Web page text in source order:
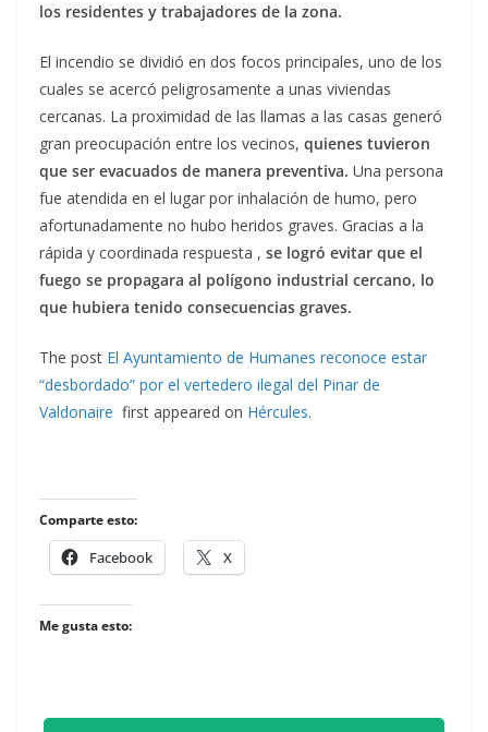
los residentes y trabajadores de la zona.
El incendio se dividió en dos focos principales, uno de los
cuales se acercó peligrosamente a unas viviendas
cercanas. La proximidad de las llamas a las casas generó
gran preocupación entre los vecinos, quienes tuvieron
que ser evacuados de manera preventiva. Una persona
fue atendida en el lugar por inhalación de humo, pero
afortunadamente no hubo heridos graves. Gracias a la
rápida y coordinada respuesta , se logró evitar que el
fuego se propagara al polígono industrial cercano, lo
que hubiera tenido consecuencias graves.
The post El Ayuntamiento de Humanes reconoce estar
“desbordado” por el vertedero ilegal del Pinar de
Valdonaire first appeared on Hércules.
Comparte esto:
Facebook X
Me gusta esto: